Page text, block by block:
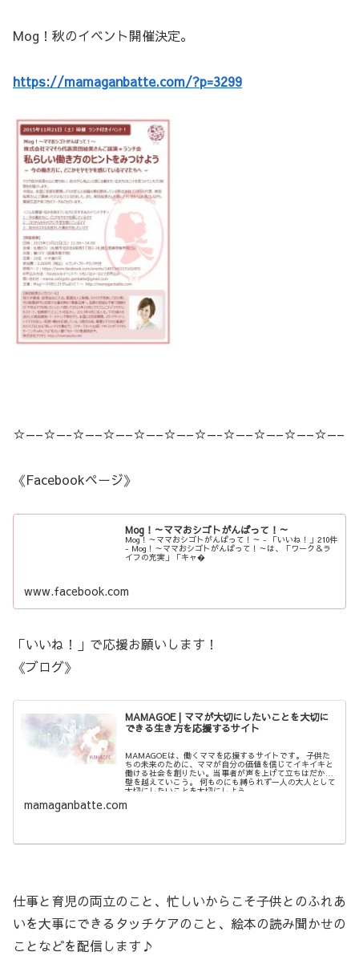
Mog！秋のイベント開催決定。
https://mamaganbatte.com/?p=3299
☆—–☆—-☆—–☆—–☆—–☆—–☆—-☆—–☆—–☆—–☆—–
《Facebookページ》
Mog！～ママおシゴトがんばって！～
Mog！～ママおシゴトがんばって！～ - 「いいね！」210件
- Mog！～ママおシゴトがんばって！～は、「ワーク＆ラ
イフの充実」「キャ�
www.facebook.com
「いいね！」で応援お願いします！
《ブログ》
MAMAGOE | ママが大切にしたいことを大切に
できる生き方を応援するサイト
MAMAGOEは、働くママを応援するサイトです。 子供た
ちの未来のために、ママが自分の価値を信じてイキイキと
働ける社会を創りたい。当事者が声を上げて立ちはだかる
壁を越えていこう。 何ものにも縛られず一人の大人として
大切にしたいことを大切にしよう。
mamaganbatte.com
仕事と育児の両立のこと、忙しいからこそ子供とのふれあ
いを大事にできるタッチケアのこと、絵本の読み聞かせの
ことなどを配信します♪